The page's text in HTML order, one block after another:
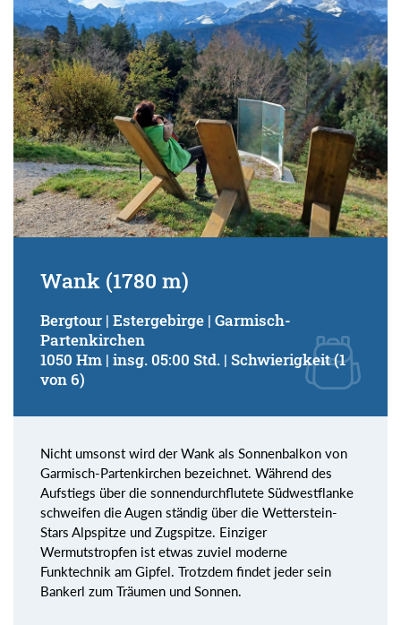
Wank (1780 m)
Bergtour | Estergebirge | Garmisch-
Partenkirchen
1050 Hm | insg. 05:00 Std. | Schwierigkeit (1
von 6)
Nicht umsonst wird der Wank als Sonnenbalkon von
Garmisch-Partenkirchen bezeichnet. Während des
Aufstiegs über die sonnendurchflutete Südwestflanke
schweifen die Augen ständig über die Wetterstein-
Stars Alpspitze und Zugspitze. Einziger
Wermutstropfen ist etwas zuviel moderne
Funktechnik am Gipfel. Trotzdem findet jeder sein
Bankerl zum Träumen und Sonnen.